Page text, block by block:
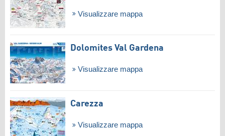
Visualizzare mappa
Dolomites Val Gardena
Visualizzare mappa
Carezza
Visualizzare mappa